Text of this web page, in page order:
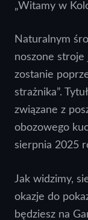
„Witamy w
Naturalnym
noszone
zostanie
strażnika”.
związane z
obozowego
sierpnia 2025
Jak widzimy,
okazje do
będziesz na